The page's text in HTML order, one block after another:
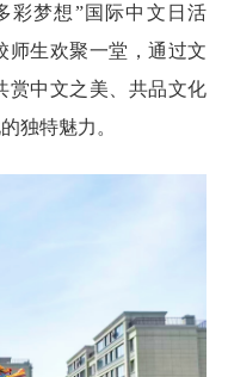
彩梦想”国际中文日活
师生欢聚一堂，通过文
赏中文之美、共品文化
独特魅力。